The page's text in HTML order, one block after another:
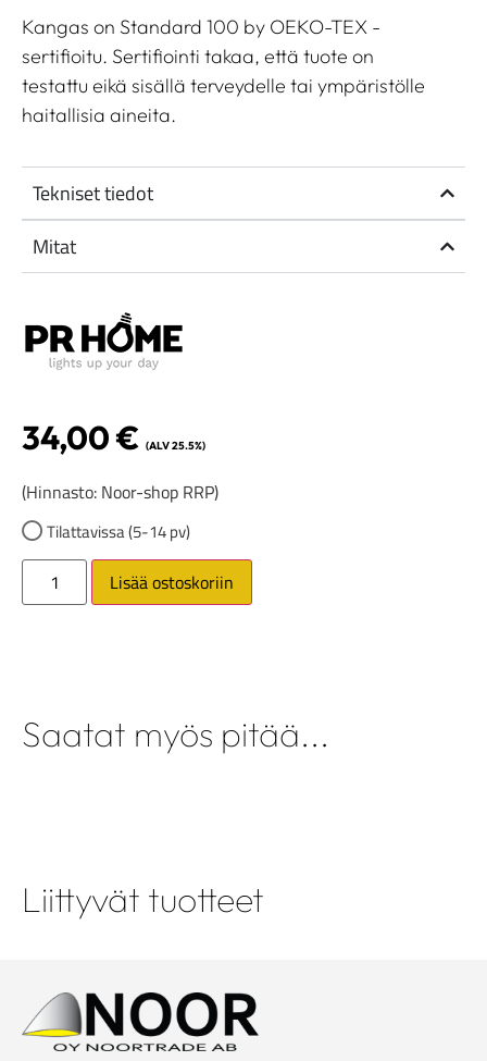
Kangas on Standard 100 by OEKO-TEX -
sertifioitu. Sertifiointi takaa, että tuote on
testattu eikä sisällä terveydelle tai ympäristölle
haitallisia aineita.
Tekniset tiedot
Mitat
34,00€ (ALV 25.5%)
(Hinnasto: Noor-shop RRP)
Tilattavissa (5-14 pv)
Lisää ostoskoriin
Saatat myös pitää...
Liittyvät tuotteet